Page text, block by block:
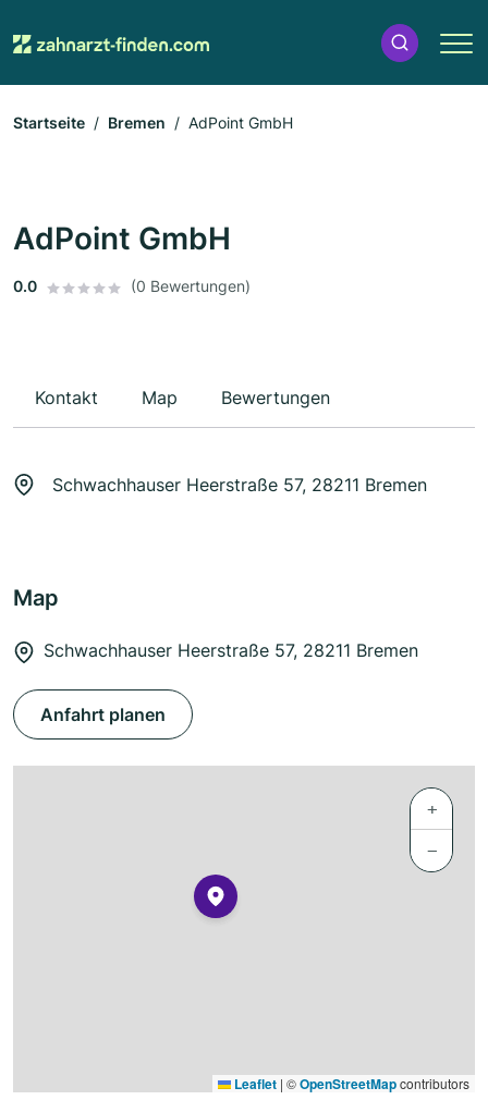
Startseite Bremen AdPoint GmbH
AdPoint GmbH
0.0 (0 Bewertungen)
Kontakt Map Bewertungen
Schwachhauser Heerstraße 57, 28211 Bremen
Map
Schwachhauser Heerstraße 57, 28211 Bremen
Anfahrt planen
+
−
Leaflet | ©OpenStreetMapcontributors